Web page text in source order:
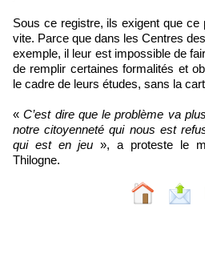
Sous ce registre, ils exigent que ce
vite. Parce que dans les Centres
exemple, il leur est impossible de
de remplir certaines formalités et
le cadre de leurs études, sans la
«C’est dire que le problème va
notre citoyenneté qui nous est
qui est en jeu », a proteste le
Thilogne.